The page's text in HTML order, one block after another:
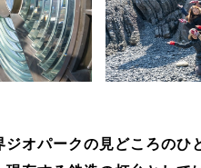
オパークの見どころのひ